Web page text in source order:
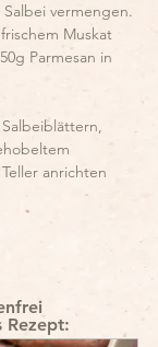
vermengen.
Muskat
Parmesan in
anrichten
Rezept: